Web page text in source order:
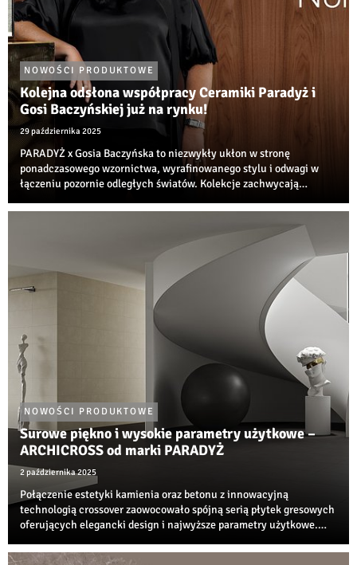
NOWOŚCI PRODUKTOWE
Kolejna odsłona współpracy Ceramiki Paradyż i
Gosi Baczyńskiej już na rynku!
29 października 2025
PARADYŻ x Gosia Baczyńska to niezwykły ukłon w stronę
ponadczasowego wzornictwa, wyrafinowanego stylu i odwagi w
łączeniu pozornie odległych światów. Kolekcje zachwycają
oraz inspiracji estetyką lat 60. i 70...
NOWOŚCI PRODUKTOWE
Surowe piękno i wysokie parametry użytkowe –
ARCHICROSS od marki PARADYŻ
2 października 2025
Połączenie estetyki kamienia oraz betonu z innowacyjną
technologią crossover zaowocowało spójną serią płytek gresowych
oferujących elegancki design i najwyższe parametry użytkowe.
neutralnych przestrzeni jest już ...